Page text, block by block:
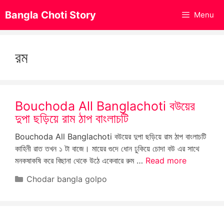
to
content
Bangla Choti Story Menu
রম
Bouchoda All Banglachoti বউয়ের
দুপা ছড়িয়ে রাম ঠাপ বাংলাচটি
Bouchoda All Banglachoti বউয়ের দুপা ছড়িয়ে রাম ঠাপ বাংলাচটি
কাহিনী রাত তখন ১ টা বাজে। মায়ের গুদে ধোন ঢুকিয়ে চোদা বউ এর সাথে
মনকষাকষি করে বিছানা থেকে উঠে একেবারে রুম … Read more
Categories
Chodar bangla golpo